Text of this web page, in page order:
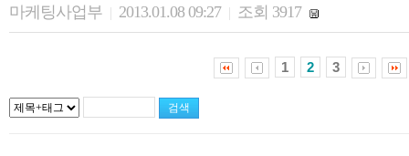
마케팅사업부 | 2013.01.08 09:27 | 조회 3917
1 2 3